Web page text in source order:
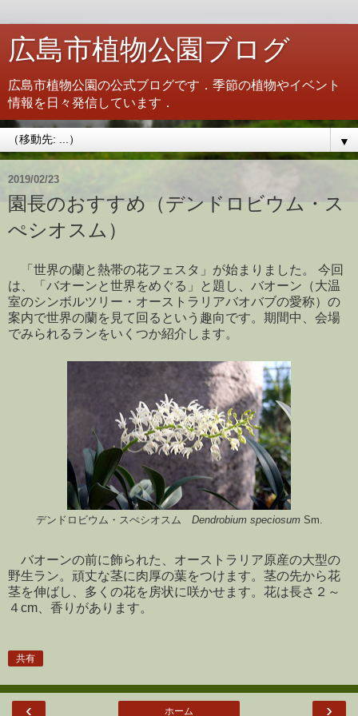
広島市植物公園ブログ
広島市植物公園の公式ブログです．季節の植物やイベント
情報を日々発信しています．
▼
2019/02/23
園長のおすすめ（デンドロビウム・ス
ぺシオスム）
「世界の蘭と熱帯の花フェスタ」が始まりました。 今回
は、「バオーンと世界をめぐる」と題し、バオーン（大温
室のシンボルツリー・オーストラリアバオバブの愛称）の
案内で世界の蘭を見て回るという趣向です。期間中、会場
でみられるランをいくつか紹介します。
デンドロビウム・スぺシオスム Dendrobium speciosumSm.
バオーンの前に飾られた、オーストラリア原産の大型の
野生ラン。頑丈な茎に肉厚の葉をつけます。茎の先から花
茎を伸ばし、多くの花を房状に咲かせます。花は長さ２～
４cm 、香りがあります。
共有
‹ ›
ホーム